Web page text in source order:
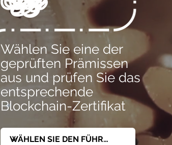
Wählen Sie eine der
geprüften Prämissen
aus und prüfen Sie das
entsprechende
Blockchain-Zertifikat